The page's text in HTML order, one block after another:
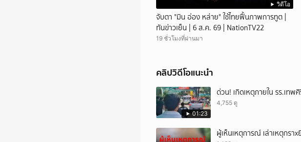
วิดีโอ
จับตา "มิน อ่อง หล่าย" ใช้ไทยฟื้นภาพการทูต |
ทันข่าวเย็น | 6 ส.ค. 69 | NationTV22
19 ชั่วโมงที่ผ่านมา
คลิปวิดีโอแนะนำ
01:23
ด่วน! เกิดเหตุภายใน รร.เท
4,755 ดู
ผู้เห็นเหตุการณ์ เล่าเหตุกรา